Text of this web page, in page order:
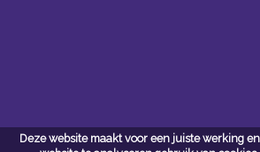
Deze website maakt voor een juiste werking
Privacy